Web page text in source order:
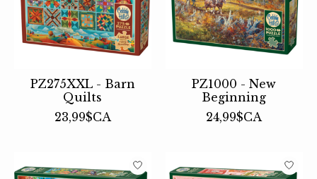
PZ275XXL - Barn
Quilts
23,99$CA
PZ1000 - New
Beginning
24,99$CA